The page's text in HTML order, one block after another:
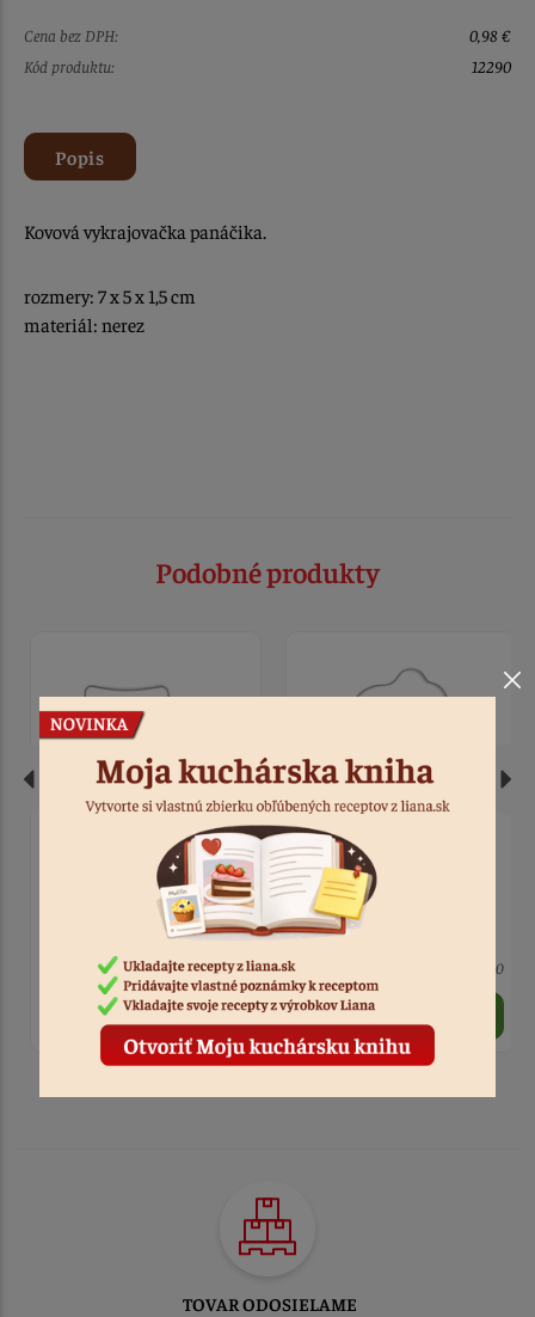
Cena bez DPH:
0,98 €
Kód produktu:
12290
Popis
Kovová vykrajovačka panáčika.
rozmery: 7 x 5 x 1,5 cm
materiál: nerez
Podobné produkty
Vykrajovačka ponožka
Kód: 3891
Vykrajovačka Mikuláš
nerez
Kód: 3890
1,30 €
TOVAR ODOSIELAME